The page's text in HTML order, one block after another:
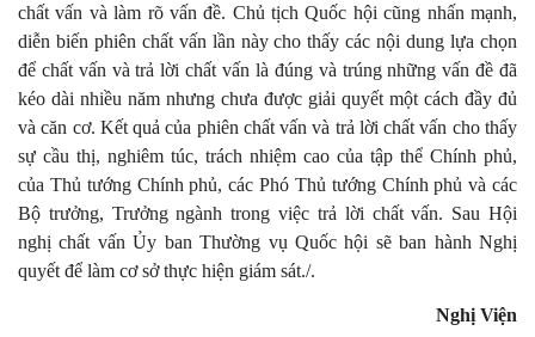
chất vấn và làm rõ vấn đề. Chủ tịch Quốc hội cũng nhấn mạnh,
diễn biến phiên chất vấn lần này cho thấy các nội dung lựa chọn
để chất vấn và trả lời chất vấn là đúng và trúng những vấn đề đã
kéo dài nhiều năm nhưng chưa được giải quyết một cách đầy đủ
và căn cơ. Kết quả của phiên chất vấn và trả lời chất vấn cho thấy
sự cầu thị, nghiêm túc, trách nhiệm cao của tập thể Chính phủ,
của Thủ tướng Chính phủ, các Phó Thủ tướng Chính phủ và các
Bộ trưởng, Trưởng ngành trong việc trả lời chất vấn. Sau Hội
nghị chất vấn Ủy ban Thường vụ Quốc hội sẽ ban hành Nghị
quyết để làm cơ sở thực hiện giám sát./.
Nghị Viện